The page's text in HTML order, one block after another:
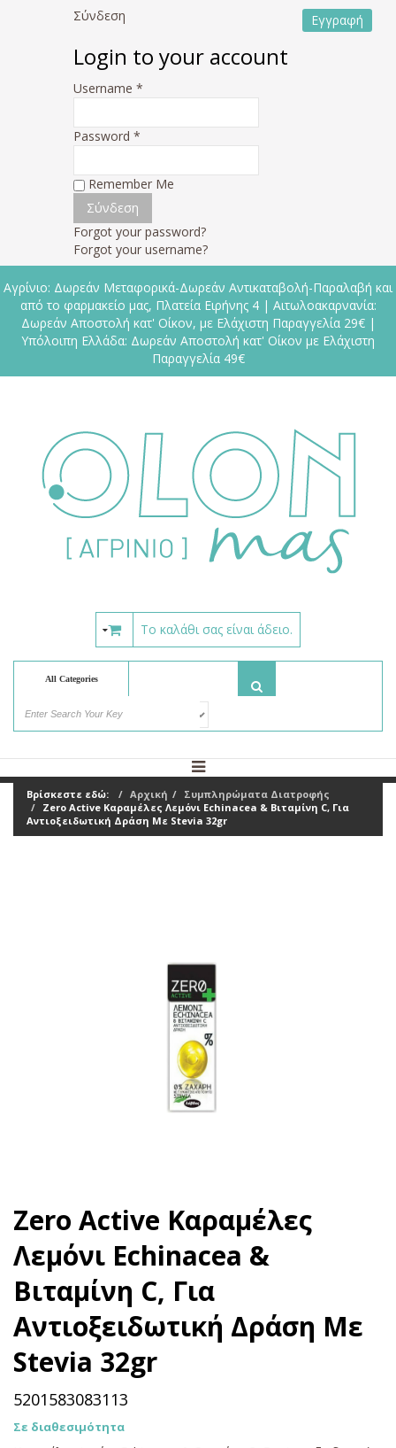
Σύνδεση
Login to your account
Username *
Password *
Remember Me
Forgot your password?
Forgot your username?
Εγγραφή
Αγρίνιο: Δωρεάν Μεταφορικά-Δωρεάν Αντικαταβολή-Παραλαβή και
από το φαρμακείο μας, Πλατεία Ειρήνης 4 | Αιτωλοακαρνανία:
Δωρεάν Αποστολή κατ' Οίκον, με Ελάχιστη Παραγγελία 29€ |
Υπόλοιπη Ελλάδα: Δωρεάν Αποστολή κατ' Οίκον με Ελάχιστη
Παραγγελία 49€
Το καλάθι σας είναι άδειο.
All Categories
Βρίσκεστε εδώ: Αρχική
Συμπληρώματα Διατροφής
Zero Active Καραμέλες Λεμόνι Echinacea & Βιταμίνη C, Για
Αντιοξειδωτική Δράση Με Stevia 32gr
Zero Active Καραμέλες
Λεμόνι Echinacea &
Βιταμίνη C, Για
Αντιοξειδωτική Δράση Με
Stevia 32gr
5201583083113
Σε διαθεσιμότητα